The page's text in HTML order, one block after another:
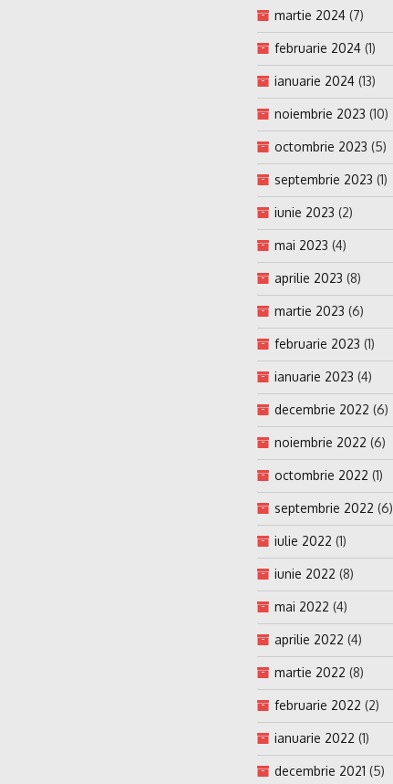
martie 2024 (7)
februarie 2024 (1)
ianuarie 2024 (13)
noiembrie 2023 (10)
octombrie 2023 (5)
septembrie 2023 (1)
iunie 2023 (2)
mai 2023 (4)
aprilie 2023 (8)
martie 2023 (6)
februarie 2023 (1)
ianuarie 2023 (4)
decembrie 2022 (6)
noiembrie 2022 (6)
octombrie 2022 (1)
septembrie 2022 (6)
iulie 2022 (1)
iunie 2022 (8)
mai 2022 (4)
aprilie 2022 (4)
martie 2022 (8)
februarie 2022 (2)
ianuarie 2022 (1)
decembrie 2021 (5)